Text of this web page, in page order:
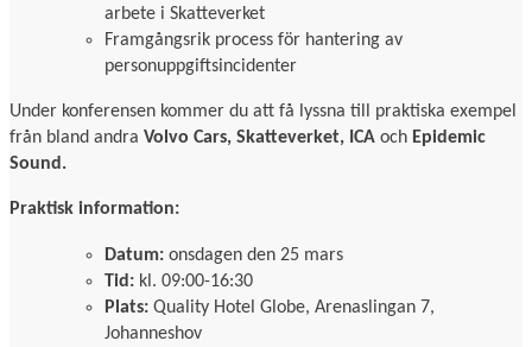
arbete i Skatteverket
Framgångsrik process för hantering av
personuppgiftsincidenter
Under konferensen kommer du att få lyssna till praktiska exempel
från bland andra Volvo Cars, Skatteverket, ICA och Epidemic
Sound.
Praktisk information:
Datum: onsdagen den 25 mars
Tid: kl. 09:00-16:30
Plats: Quality Hotel Globe, Arenaslingan 7,
Johanneshov